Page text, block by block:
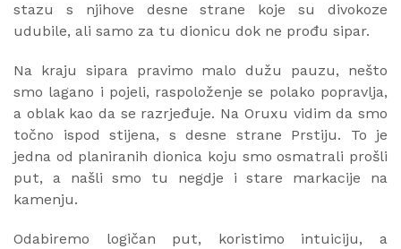
stazu s njihove desne strane koje su divokoze
udubile, ali samo za tu dionicu dok ne prođu sipar.
Na kraju sipara pravimo malo dužu pauzu, nešto
smo lagano i pojeli, raspoloženje se polako popravlja,
a oblak kao da se razrjeđuje. Na Oruxu vidim da smo
točno ispod stijena, s desne strane Prstiju. To je
jedna od planiranih dionica koju smo osmatrali prošli
put, a našli smo tu negdje i stare markacije na
kamenju.
Odabiremo logičan put, koristimo intuiciju, a